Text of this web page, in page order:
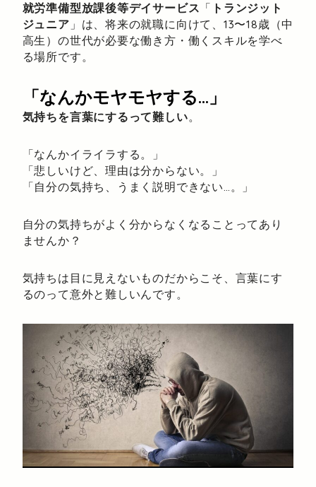
就労準備型放課後等デイサービス 「 トランジット
ジュニア 」は、将来の就職に向けて、13〜18歳（中
高生）の世代が必要な働き方・働くスキルを学べ
る場所です。
「なんかモヤモヤする…」
気持ちを言葉にするって難しい。
「なんかイライラする。」
「悲しいけど、理由は分からない。」
「自分の気持ち、うまく説明できない…。」
自分の気持ちがよく分からなくなることってあり
ませんか？
気持ちは目に見えないものだからこそ、言葉にす
るのって意外と難しいんです。